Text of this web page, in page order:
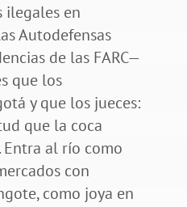
ilegales en
Autodefensas
de las FARC—
que los
y que los jueces:
que la coca
Entra al río como
con
como joya en